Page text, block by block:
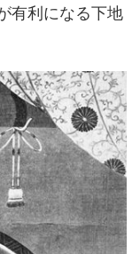
有利になる下地